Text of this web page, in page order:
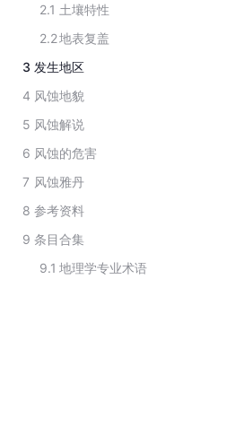
2.1 土壤特性
2.2地表复盖
3 发生地区
4 风蚀地貌
5 风蚀解说
6 风蚀的危害
7 风蚀雅丹
8 参考资料
9 条目合集
9.1 地理学专业术语